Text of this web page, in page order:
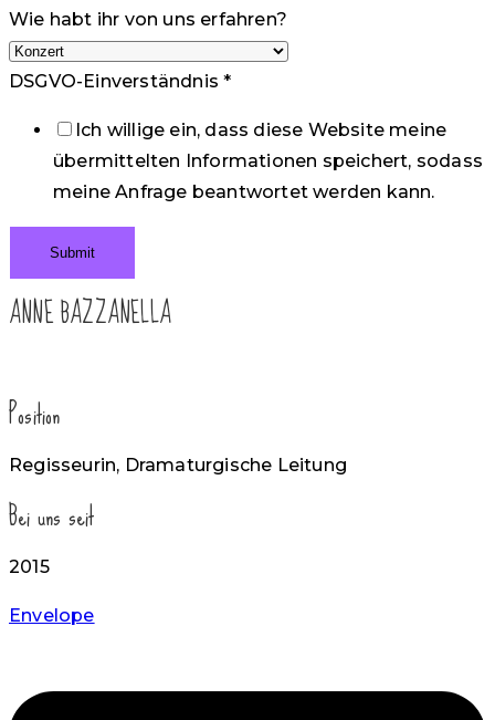
Wie habt ihr von uns erfahren?
DSGVO-Einverständnis*
Ich willige ein, dass diese Website meine
übermittelten Informationen speichert, sodass
meine Anfrage beantwortet werden kann.
Submit
ANNE BAZZANELLA
Position
Regisseurin, Dramaturgische Leitung
Bei uns seit
2015
Envelope